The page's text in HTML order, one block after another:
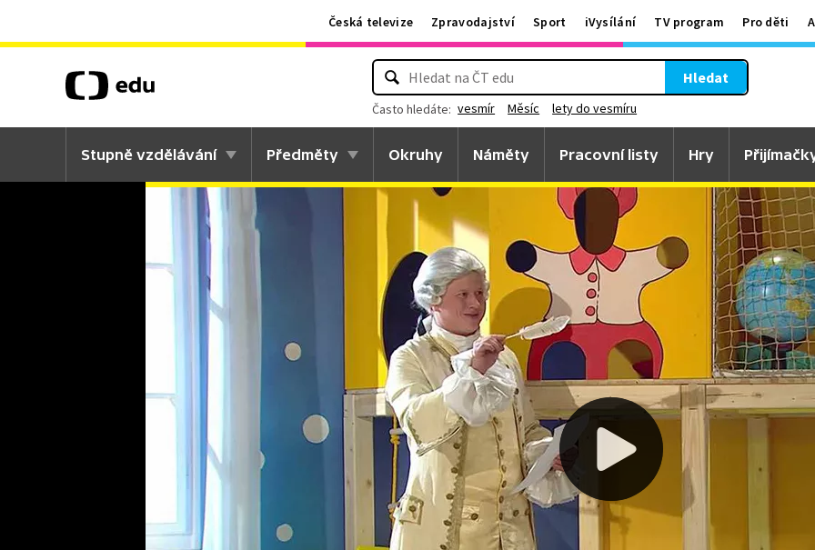
Česká televize Zpravodajství Sport iVysílání TV program Pro děti
Hledat
Často hledáte: vesmír Měsíc lety do vesmíru
Stupně vzdělávání Předměty Okruhy Náměty Pracovní listy Hry